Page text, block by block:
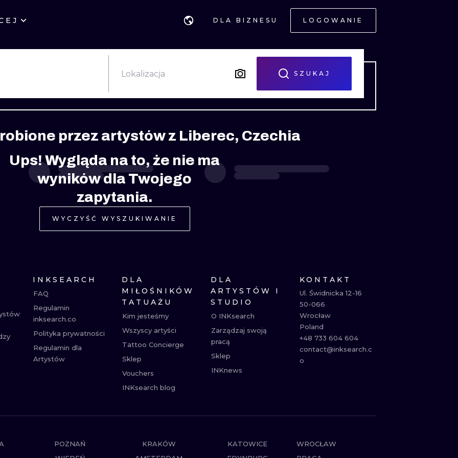
DLA BIZNESU LOGOWANIE
EDYNBURG
STYLE GEOMETRYCZNE
KALIGRAFIA
NEW SCHOOL
BIOMECHANIKA NEO TRADYCYJNE
TRIBAL IGNORANT
RYCINOWE KONTURY
KRESKÓWKOWE DOTWORK
Lokalizacja SZUKAJ
przez artystów z Liberec, Czechia
Ups! Wygląda na to, że nie ma
wyników dla Twojego
zapytania.
WYCZYŚĆ WYSZUKIWANIE
INKSEARCH
FAQ
Regulamin
inksearch.co
Polityka prywatności
Regulamin dla
Artystów
DLA
MIŁOŚNIKÓW
TATUAŻU
Kim jesteśmy
Wszyscy artyści
Tattoo Concierge
Sklep
Vouchers
INKsearch blog
DLA
ARTYSTÓW I
STUDIO
O INKsearch
Zarządzaj swoją
pracą
Sklep
INKnews
KONTAKT
Ul. Świdnicka 12-16
50-066
Wrocław
Poland
+48 733 604 604
contact@inksearch.c
o
POZNAŃ KRAKÓW KATOWICE
WROCŁAW